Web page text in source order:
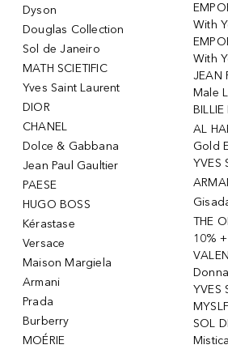
Dyson
Douglas Collection
Sol de Janeiro
MATH SCIETIFIC
Yves Saint Laurent
DIOR
CHANEL
Dolce & Gabbana
Jean Paul Gaultier
PAESE
HUGO BOSS
Kérastase
Versace
Maison Margiela
Armani
Prada
Burberry
MOÉRIE
With
With
JEAN
Male
BILLIE
AL
Gold
YVES
THE
10%
Donna
YVES
MYSLF
SOL
Mistica